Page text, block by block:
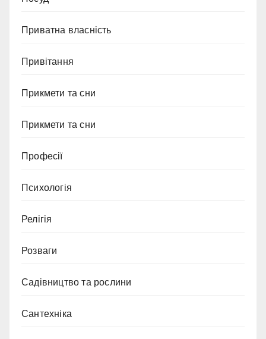
Приватна власність
Привітання
Прикмети та сни
Прикмети та сни
Професії
Психологія
Релігія
Розваги
Садівництво та рослини
Сантехніка